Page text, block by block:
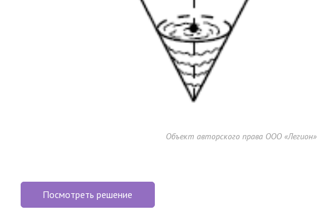
Объект авторского права ООО «Легион»
Посмотреть решение